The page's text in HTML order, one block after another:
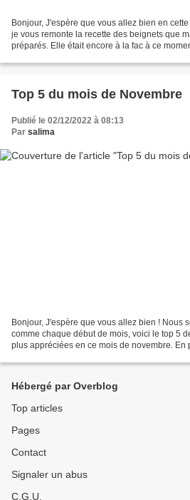
Bonjour, J'espère que vous allez bien en
je vous remonte la recette des beignets que
préparés. Elle était encore à la fac à ce
Top 5 du mois de Novembre
Publié le 02/12/2022 à 08:13
Par salima
Bonjour, J'espère que vous allez bien ! Nous
comme chaque début de mois, voici le top 5
plus appréciées en ce mois de novembre. En
Hébergé par Overblog
Top articles
Pages
Contact
Signaler un abus
C.G.U.